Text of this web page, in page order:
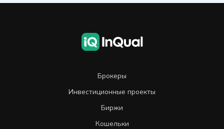
Брокеры
Инвестиционные проекты
Биржи
Кошельки